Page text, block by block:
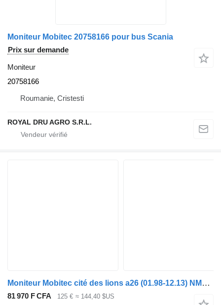
Moniteur Mobitec 20758166 pour bus Scania
Prix sur demande
Moniteur
20758166
Roumanie, Cristesti
ROYAL DRU AGRO S.R.L.
Moniteur Mobitec cité des lions a26 (01.98-12.13) NM161441SE030 pour MAN Lion's bus (1991-)
81 970 F CFA 125 € ≈ 144,40 $US